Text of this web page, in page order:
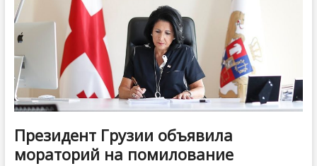
Президент Грузии объявила
мораторий на помилование